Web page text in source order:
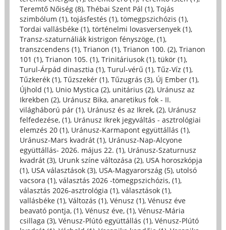
Teremtő Nőiség (8), Thébai Szent Pál (1), Tojás
szimbólum (1), tojásfestés (1), tömegpszichózis (1),
Tordai vallásbéke (1), történelmi lovasversenyek (1),
Transz-szaturnáliák kistrigon fényszöge, (1),
transzcendens (1), Trianon (1), Trianon 100. (2), Trianon
101 (1), Trianon 105. (1), Trinitáriusok (1), tükör (1),
Turul-Árpád dinasztia (1), Turul-vérű (1), Tűz-Víz (1),
Tűzkerék (1), Tűzszekér (1), Tűzugrás (3), Új Ember (1),
Újhold (1), Unio Mystica (2), unitárius (2), Uránusz az
Ikrekben (2), Uránusz Bika, anaretikus fok - II.
világháború pár (1), Uránusz és az Ikrek, (2), Uránusz
felfedezése, (1), Uránusz Ikrek jegyváltás - asztrológiai
elemzés 20 (1), Uránusz-Karmapont együttállás (1),
Uránusz-Mars kvadrát (1), Uránusz-Nap-Alcyone
együttállás- 2026. május 22. (1), Uránusz-Szaturnusz
kvadrát (3), Urunk színe változása (2), USA horoszkópja
(1), USA választások (3), USA-Magyarország (5), utolsó
vacsora (1), választás 2026 -tömegpszichózis, (1),
választás 2026-asztrológia (1), választások (1),
vallásbéke (1), Változás (1), Vénusz (1), Vénusz éve
beavató pontja, (1), Vénusz éve, (1), Vénusz-Mária
csillaga (3), Vénusz-Plútó együttállás (1), Vénusz-Plútó